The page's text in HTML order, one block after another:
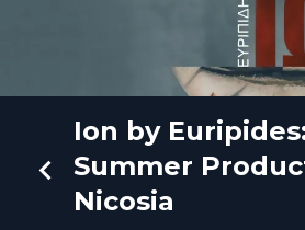
Ion by
Summer
Nicosia